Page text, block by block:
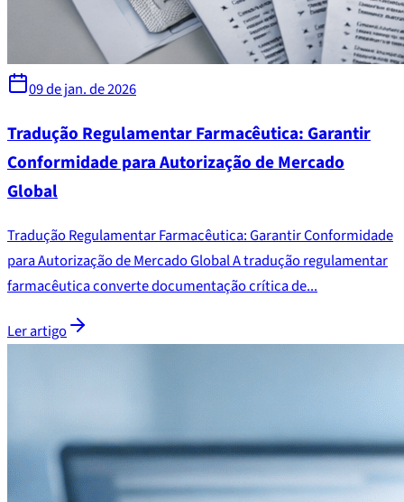
09 de jan. de 2026
Tradução Regulamentar Farmacêutica: Garantir
Conformidade para Autorização de Mercado
Global
Tradução Regulamentar Farmacêutica: Garantir Conformidade
para Autorização de Mercado Global A tradução regulamentar
farmacêutica converte documentação crítica de...
Ler artigo